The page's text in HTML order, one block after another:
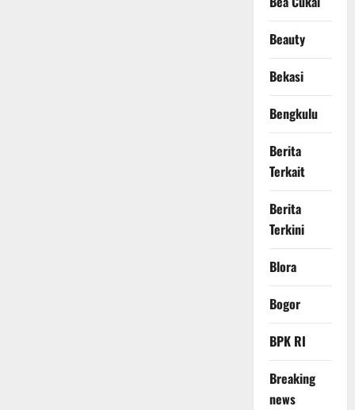
Beauty
Bekasi
Bengkulu
Berita
Terkait
Berita
Terkini
Blora
Bogor
BPK RI
Breaking
news